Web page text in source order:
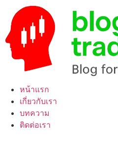
content
หน้าแรก
เกี่ยวกับเรา
บทความ
ติดต่อเรา